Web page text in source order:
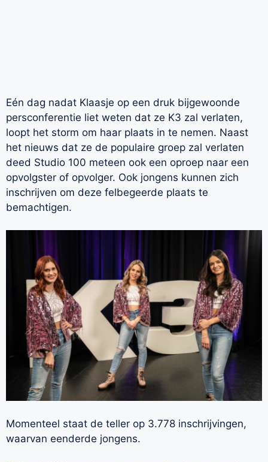
Eén dag nadat Klaasje op een druk bijgewoonde
persconferentie liet weten dat ze K3 zal verlaten,
loopt het storm om haar plaats in te nemen. Naast
het nieuws dat ze de populaire groep zal verlaten
deed Studio 100 meteen ook een oproep naar een
opvolgster of opvolger. Ook jongens kunnen zich
inschrijven om deze felbegeerde plaats te
bemachtigen.
Momenteel staat de teller op 3.778 inschrijvingen,
waarvan eenderde jongens.